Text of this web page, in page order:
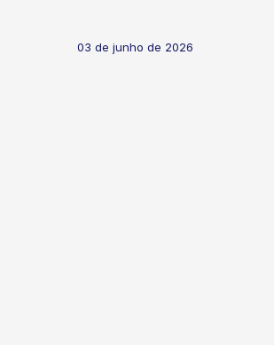
03 de junho de 2026